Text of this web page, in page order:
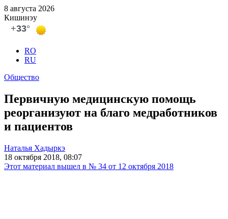
8 августа 2026
Кишинэу
RO
RU
Общество
Первичную медицинскую помощь
реорганизуют на благо медработников
и пациентов
Наталья Хадыркэ
18 октября 2018, 08:07
Этот материал вышел в № 34 от 12 октября 2018